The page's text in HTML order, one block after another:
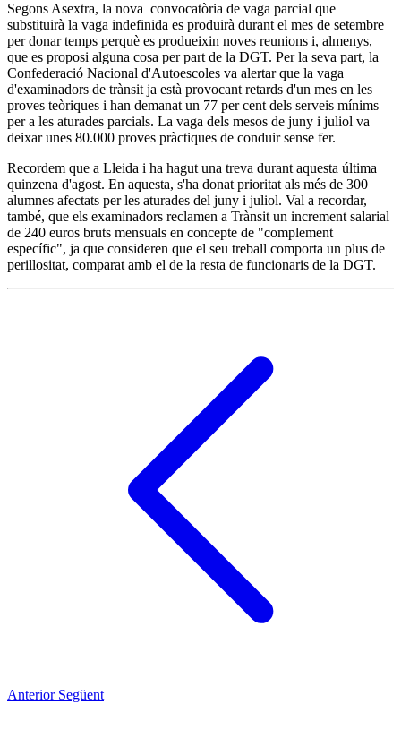
Segons Asextra, la nova convocatòria de vaga parcial que
substituirà la vaga indefinida es produirà durant el mes de setembre
per donar temps perquè es produeixin noves reunions i, almenys,
que es proposi alguna cosa per part de la DGT. Per la seva part, la
Confederació Nacional d'Autoescoles va alertar que la vaga
d'examinadors de trànsit ja està provocant retards d'un mes en les
proves teòriques i han demanat un 77 per cent dels serveis mínims
per a les aturades parcials. La vaga dels mesos de juny i juliol va
deixar unes 80.000 proves pràctiques de conduir sense fer.
Recordem que a Lleida i ha hagut una treva durant aquesta última
quinzena d'agost. En aquesta, s'ha donat prioritat als més de 300
alumnes afectats per les aturades del juny i juliol. Val a recordar,
també, que els examinadors reclamen a Trànsit un increment salarial
de 240 euros bruts mensuals en concepte de "complement
específic", ja que consideren que el seu treball comporta un plus de
perillositat, comparat amb el de la resta de funcionaris de la DGT.
Anterior Següent